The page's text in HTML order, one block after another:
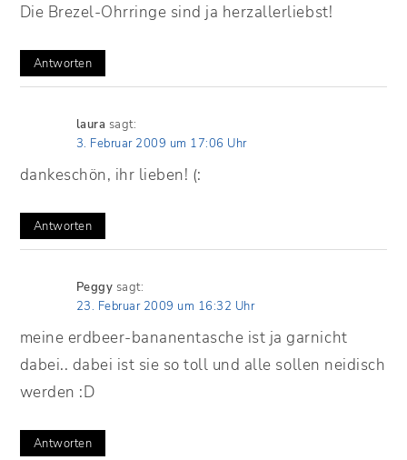
Die Brezel-Ohrringe sind ja herzallerliebst!
Antworten
laura sagt:
3. Februar 2009 um 17:06 Uhr
dankeschön, ihr lieben! (:
Antworten
Peggy sagt:
23. Februar 2009 um 16:32 Uhr
meine erdbeer-bananentasche ist ja garnicht
dabei.. dabei ist sie so toll und alle sollen neidisch
werden :D
Antworten